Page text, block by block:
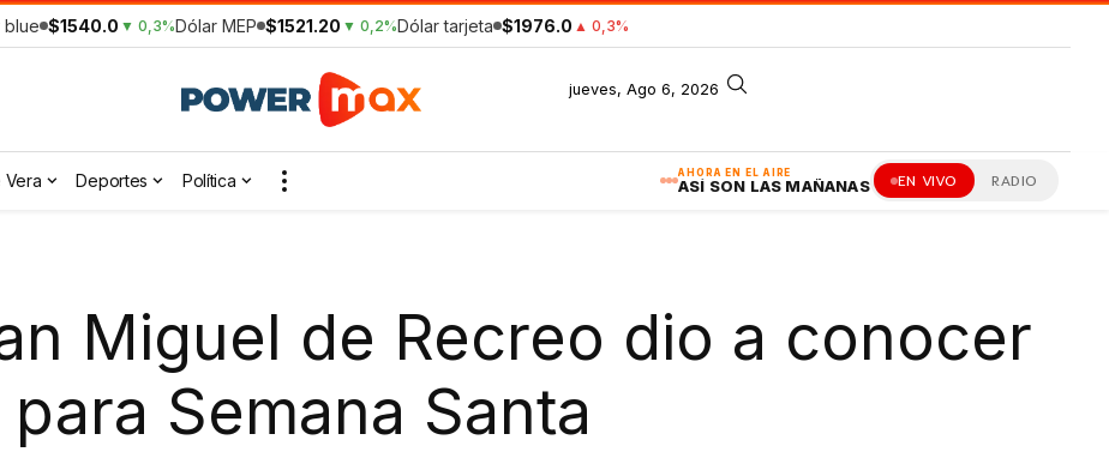
blue $1540.0 ▼ 0,3%Dólar MEP $1521.20 ▼ 0,2%Dólar tarjeta $1976.0 ▲ 0,3%
jueves, Ago 6, 2026
AHORA EN EL AIRE
ASÍ SON LAS MAÑANAS EN VIVO RADIO
Vera Deportes Política
Miguel de Recreo dio a conocer
Semana Santa